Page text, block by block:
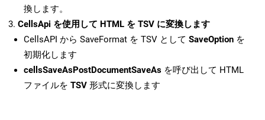
換します。
CellsApi を使用して HTML を TSV に変換します
CellsAPI から SaveFormat を TSV として SaveOption を
初期化します
cellsSaveAsPostDocumentSaveAs を呼び出して HTML
ファイルを TSV 形式に変換します